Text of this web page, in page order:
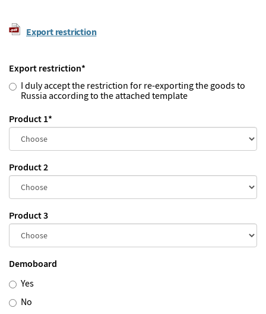
Export restriction
Export restriction*
I duly accept the restriction for re-exporting the goods to
Russia according to the attached template
Product 1*
Product 2
Product 3
Demoboard
Yes
No